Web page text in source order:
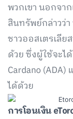
พวกเขา นอกจ
สินทรัพย์กล่าวว่
ชาวออสเตรเลีย
ด้วย ซึ่งผู้ใช้จะ
Cardano
ได้ด้วย
การโอนเงิน